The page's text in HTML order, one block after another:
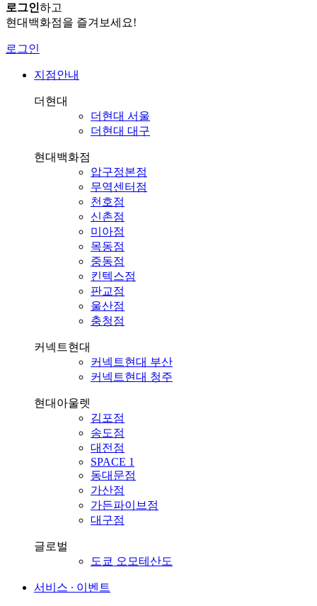
로그인하고
현대백화점을 즐겨보세요!
로그인
지점안내
더현대
더현대 서울
더현대 대구
현대백화점
압구정본점
무역센터점
천호점
신촌점
미아점
목동점
중동점
킨텍스점
판교점
울산점
충청점
커넥트현대
커넥트현대 부산
커넥트현대 청주
현대아울렛
김포점
송도점
대전점
SPACE 1
동대문점
가산점
가든파이브점
대구점
글로벌
도쿄 오모테산도
서비스 ∙ 이벤트